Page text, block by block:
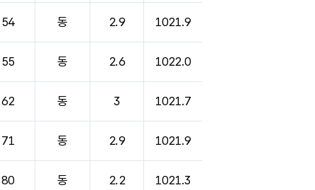
54 동 2.9 1021.9
55 동 2.6 1022.0
62 동 3 1021.7
71 동 2.9 1021.9
80 동 2.2 1021.3